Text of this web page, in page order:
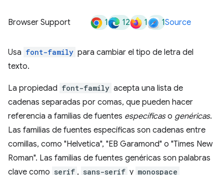
Browser Support 1 12 1 1Source
Usa font-family para cambiar el tipo de letra del
texto.
La propiedad font-family acepta una lista de
cadenas separadas por comas, que pueden hacer
referencia a familias de fuentes específicaso genéricas.
Las familias de fuentes específicas son cadenas entre
comillas, como "Helvetica", "EB Garamond" o "Times New
Roman". Las familias de fuentes genéricas son palabras
clave como serif , sans-serif y monospace